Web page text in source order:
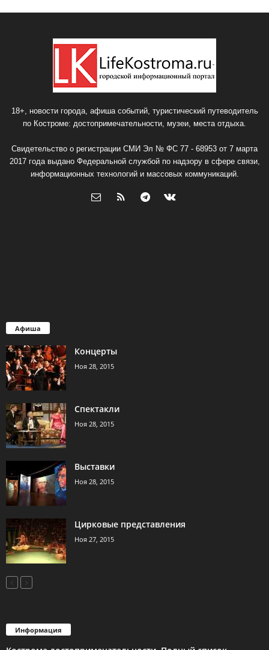
18+, новости города, афиша событий, туристический путеводитель
по Костроме: достопримечательности, музеи, места отдыха.
Свидетельство о регистрации СМИ Эл № ФС 77 - 68953 от 7 марта
2017 года выдано Федеральной службой по надзору в сфере связи,
информационных технологий и массовых коммуникаций.
Афиша
Концерты
Ноя 28, 2015
Спектакли
Ноя 28, 2015
Выставки
Ноя 28, 2015
Цирковые представления
Ноя 27, 2015
Информация